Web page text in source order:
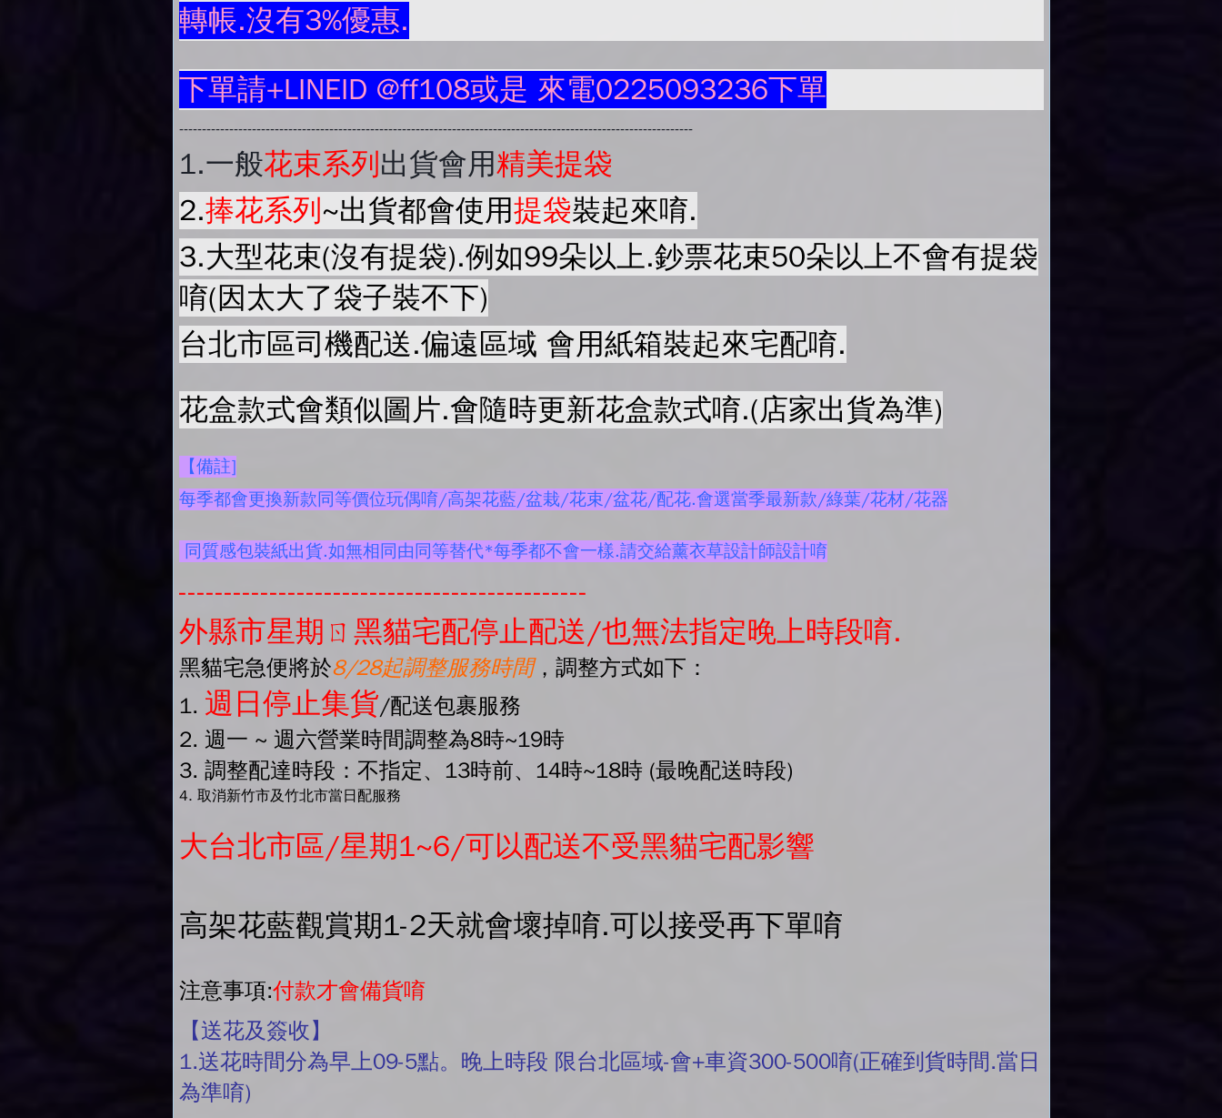
轉帳.沒有3%優惠.
下單請+LINEID @ff108或是 來電0225093236下單
-----------------------------------------------------------------------------------------------------------------
1.一般花束系列出貨會用精美提袋
2.捧花系列~出貨都會使用提袋裝起來唷.
3.大型花束(沒有提袋).例如99朵以上.鈔票花束50朵以上不會有提袋
唷(因太大了袋子裝不下)
台北市區司機配送.偏遠區域 會用紙箱裝起來宅配唷.
花盒款式會類似圖片.會隨時更新花盒款式唷.(店家出貨為準)
【備註]
每季都會更換新款同等價位玩偶唷/高架花藍/盆栽/花束/盆花/配花.會選當季最新款/綠葉/花材/花器
同質感包裝紙出貨.如無相同由同等替代*每季都不會一樣.請交給薰衣草設計師設計唷
---------------------------------------------
外縣市星期ㄖ黑貓宅配停止配送/也無法指定晚上時段唷.
黑貓宅急便將於8/28起調整服務時間，調整方式如下：
1. 週日停止集貨/配送包裹服務
2. 週一 ~ 週六營業時間調整為8時~19時
3. 調整配達時段：不指定、13時前、14時~18時 (最晚配送時段)
4. 取消新竹市及竹北市當日配服務
大台北市區/星期1~6/可以配送不受黑貓宅配影響
高架花藍觀賞期1-2天就會壞掉唷.可以接受再下單唷
注意事項:付款才會備貨唷
【送花及簽收】
1.送花時間分為早上09-5點。晚上時段 限台北區域-會+車資300-500唷(正確到貨時間.當日
為準唷)